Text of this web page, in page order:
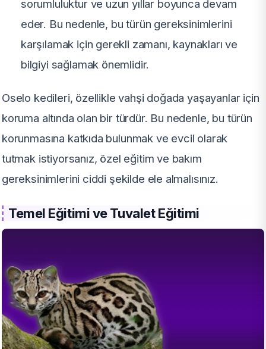
sorumluluktur ve uzun yıllar boyunca devam
eder. Bu nedenle, bu türün gereksinimlerini
karşılamak için gerekli zamanı, kaynakları ve
bilgiyi sağlamak önemlidir.
Oselo kedileri, özellikle vahşi doğada yaşayanlar için
koruma altında olan bir türdür. Bu nedenle, bu türün
korunmasına katkıda bulunmak ve evcil olarak
tutmak istiyorsanız, özel eğitim ve bakım
gereksinimlerini ciddi şekilde ele almalısınız.
Temel Eğitimi ve Tuvalet Eğitimi